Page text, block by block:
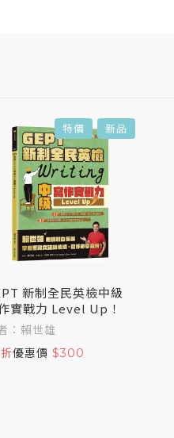
特價 新品
新制全民英檢中級
實戰力 Level Up！
：賴世雄
優惠價 $300